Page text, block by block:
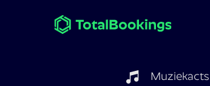
Muziekacts